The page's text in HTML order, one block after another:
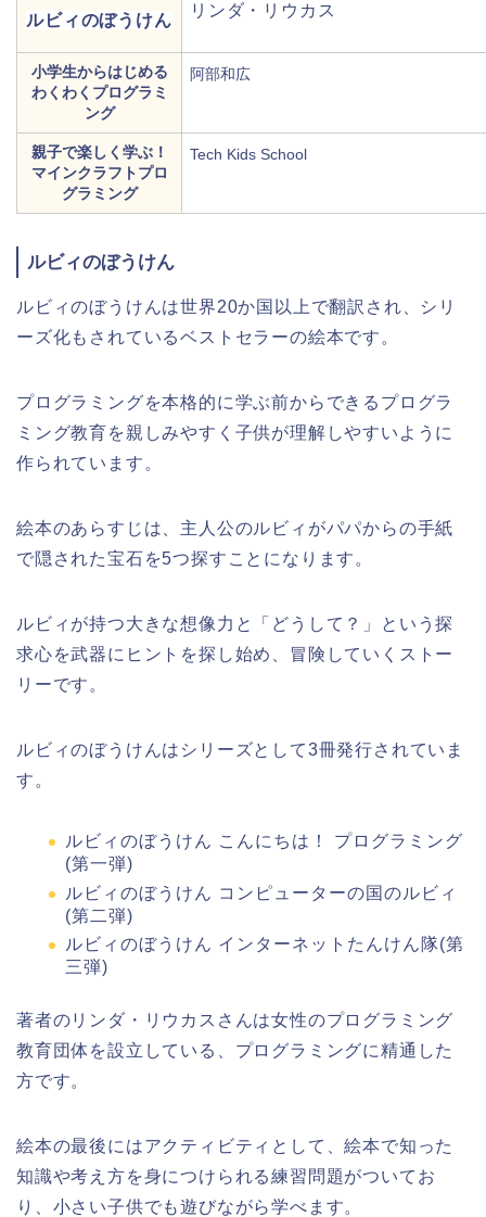
ルビィのぼうけん
リンダ・リウカス
小学生からはじめる
わくわくプログラミ
ング
阿部和広
親子で楽しく学ぶ！
マインクラフトプロ
グラミング
Tech Kids School
ルビィのぼうけん
ルビィのぼうけんは世界20か国以上で翻訳され、シリ
ーズ化もされているベストセラーの絵本です。
プログラミングを本格的に学ぶ前からできるプログラ
ミング教育を親しみやすく子供が理解しやすいように
作られています。
絵本のあらすじは、主人公のルビィがパパからの手紙
で隠された宝石を5つ探すことになります。
ルビィが持つ大きな想像力と「どうして？」という探
求心を武器にヒントを探し始め、冒険していくストー
リーです。
ルビィのぼうけんはシリーズとして3冊発行されていま
す。
ルビィのぼうけん こんにちは！ プログラミング
(第一弾)
ルビィのぼうけん コンピューターの国のルビィ
(第二弾)
ルビィのぼうけん インターネットたんけん隊(第
三弾)
著者のリンダ・リウカスさんは女性のプログラミング
教育団体を設立している、プログラミングに精通した
方です。
絵本の最後にはアクティビティとして、絵本で知った
知識や考え方を身につけられる練習問題がついてお
り、小さい子供でも遊びながら学べます。